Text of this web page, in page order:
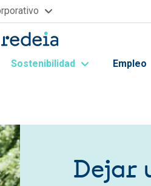
Sostenibilidad Empleo
Dejar